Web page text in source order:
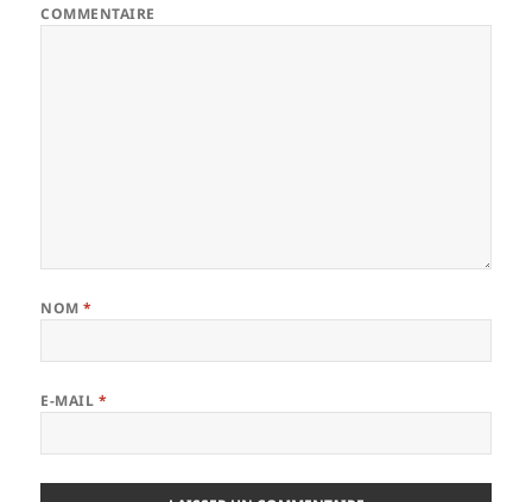
COMMENTAIRE
NOM*
E-MAIL *